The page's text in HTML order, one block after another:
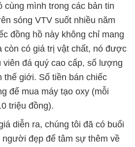
cùng mình trong các bản tin
sóng VTV suốt nhiều năm
đồng hồ này không chỉ mang
còn có giá trị vật chất, nó được
đá quý cao cấp, số lượng
thế giới. Số tiền bán chiếc
để mua máy tạo oxy (mỗi
triệu đồng).
diễn ra, chúng tôi đã có buổi
đẹp để tâm sự thêm về